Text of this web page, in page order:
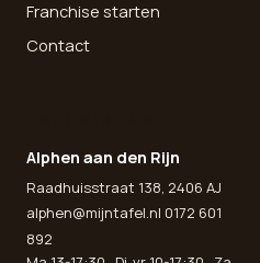
Franchise starten
Contact
Alphen aan den Rijn
Raadhuisstraat 138, 2406 AJ
alphen@mijntafel.nl 0172 601
892